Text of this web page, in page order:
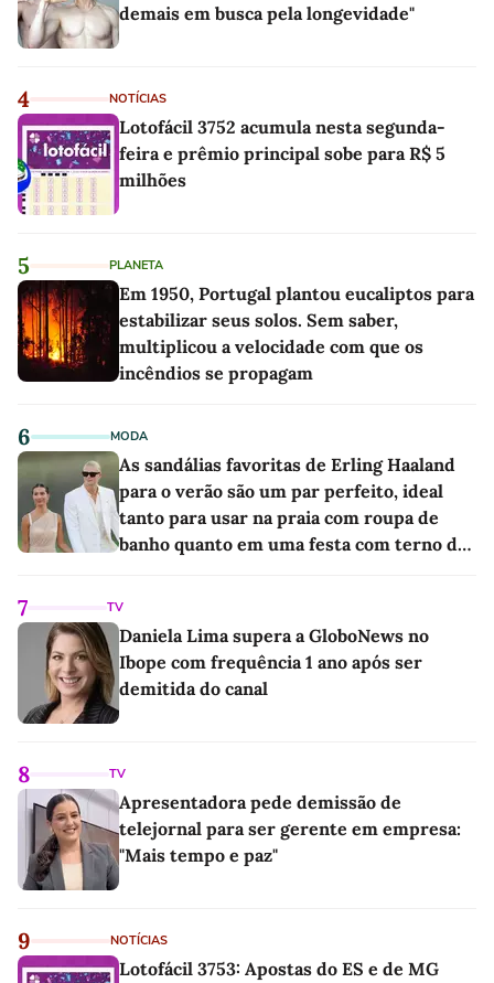
demais em busca pela longevidade"
4 NOTÍCIAS
Lotofácil 3752 acumula nesta segunda-
feira e prêmio principal sobe para R$ 5
milhões
5 PLANETA
Em 1950, Portugal plantou eucaliptos para
estabilizar seus solos. Sem saber,
multiplicou a velocidade com que os
incêndios se propagam
6 MODA
As sandálias favoritas de Erling Haaland
para o verão são um par perfeito, ideal
tanto para usar na praia com roupa de
banho quanto em uma festa com terno de
7 TV
Daniela Lima supera a GloboNews no
Ibope com frequência 1 ano após ser
demitida do canal
8 TV
Apresentadora pede demissão de
telejornal para ser gerente em empresa:
"Mais tempo e paz"
9 NOTÍCIAS
Lotofácil 3753: Apostas do ES e de MG